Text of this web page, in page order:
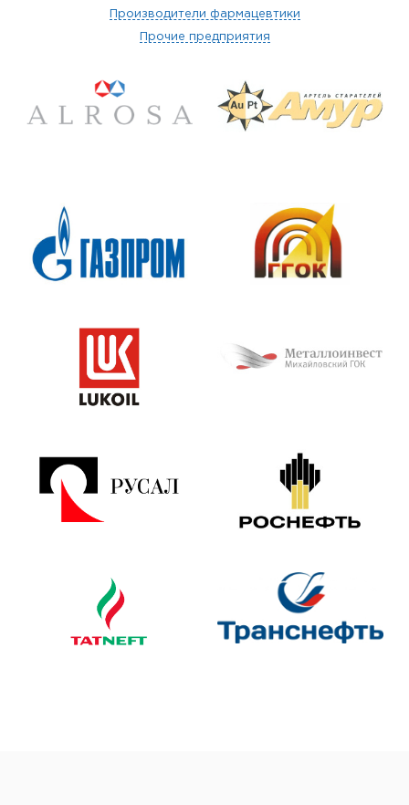
Производители фармацевтики
Прочие предприятия